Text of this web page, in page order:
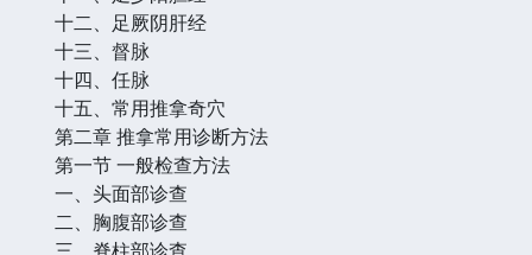
十二、足厥阴肝经
十三、督脉
十四、任脉
十五、常用推拿奇穴
第二章 推拿常用诊断方法
第一节 一般检查方法
一、头面部诊查
二、胸腹部诊查